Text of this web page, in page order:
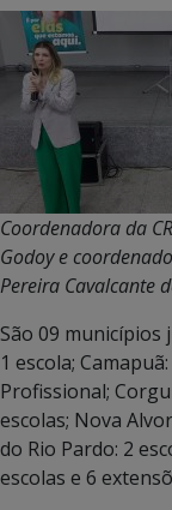
Coordenadora da
Godoy e
Pereira Cavalcante
São 09 municípios
1 escola;
Profissional;
escolas; Nova
do Rio Pardo: 2
escolas e 6